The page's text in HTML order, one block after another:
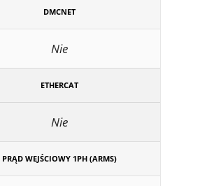
DMCNET
Nie
ETHERCAT
Nie
PRĄD WEJŚCIOWY 1PH (ARMS)